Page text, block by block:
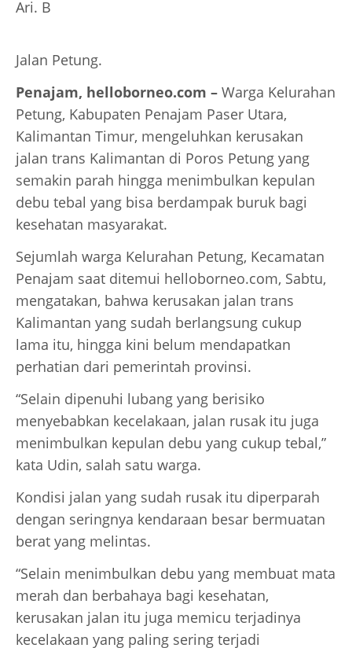
Ari. B
Jalan Petung.
Penajam, helloborneo.com – Warga Kelurahan
Petung, Kabupaten Penajam Paser Utara,
Kalimantan Timur, mengeluhkan kerusakan
jalan trans Kalimantan di Poros Petung yang
semakin parah hingga menimbulkan kepulan
debu tebal yang bisa berdampak buruk bagi
kesehatan masyarakat.
Sejumlah warga Kelurahan Petung, Kecamatan
Penajam saat ditemui helloborneo.com, Sabtu,
mengatakan, bahwa kerusakan jalan trans
Kalimantan yang sudah berlangsung cukup
lama itu, hingga kini belum mendapatkan
perhatian dari pemerintah provinsi.
“Selain dipenuhi lubang yang berisiko
menyebabkan kecelakaan, jalan rusak itu juga
menimbulkan kepulan debu yang cukup tebal,”
kata Udin, salah satu warga.
Kondisi jalan yang sudah rusak itu diperparah
dengan seringnya kendaraan besar bermuatan
berat yang melintas.
“Selain menimbulkan debu yang membuat mata
merah dan berbahaya bagi kesehatan,
kerusakan jalan itu juga memicu terjadinya
kecelakaan yang paling sering terjadi